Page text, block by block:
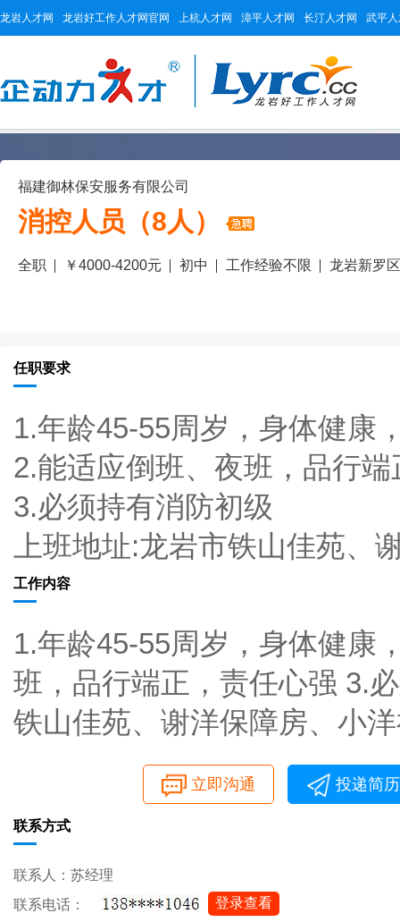
龙岩人才网 龙岩好工作人才网官网 上杭人才网 漳平人才网 长汀人才网 武平
福建御林保安服务有限公司
消控人员（8人）
全职 ￥4000-4200元 初中 工作经验不限 龙岩新罗区
任职要求
1.年龄45-55周岁，身体健康
2.能适应倒班、夜班，品行
3.必须持有消防初级
上班地址:龙岩市铁山佳苑、
工作内容
1.年龄45-55周岁，身体健康
班，品行端正，责任心强 3.
铁山佳苑、谢洋保障房、小
立即沟通 投递简历
联系方式
联系人：苏经理
联系电话：
登录查看